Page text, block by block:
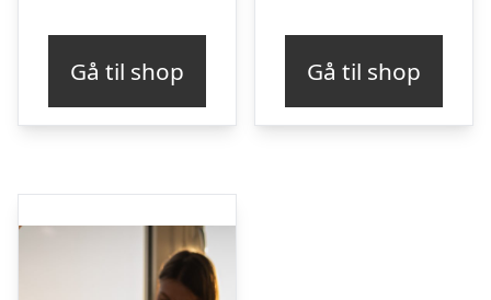
Gå til shop Gå til shop